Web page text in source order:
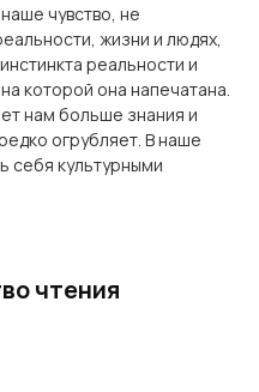
чувство, не
жизни и людях,
реальности и
которой она напечатана.
нам больше знания и
огрубляет. В наше
себя культурными
чтения